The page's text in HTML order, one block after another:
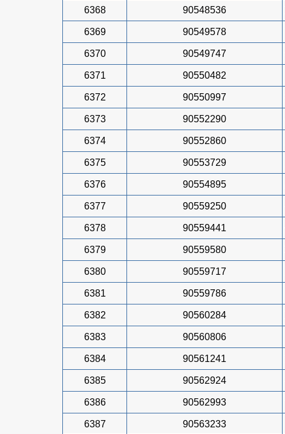
6368 90548536
6369 90549578
6370 90549747
6371 90550482
6372 90550997
6373 90552290
6374 90552860
6375 90553729
6376 90554895
6377 90559250
6378 90559441
6379 90559580
6380 90559717
6381 90559786
6382 90560284
6383 90560806
6384 90561241
6385 90562924
6386 90562993
6387 90563233